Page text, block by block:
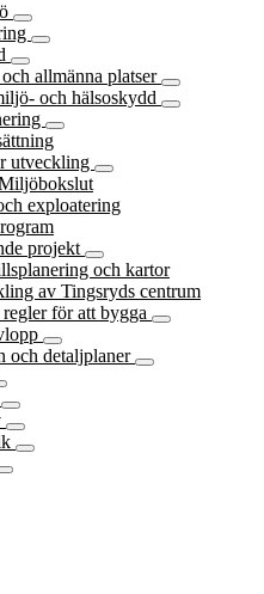
allmänna platser
och hälsoskydd
utveckling
exploatering
projekt
och kartor
av Tingsryds centrum
för att bygga
och detaljplaner